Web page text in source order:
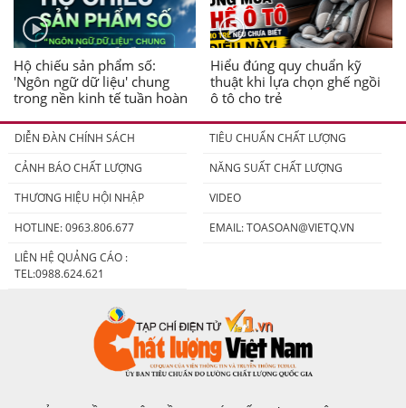
Hộ chiếu sản phẩm số:
'Ngôn ngữ dữ liệu' chung
trong nền kinh tế tuần hoàn
Hiểu đúng quy chuẩn kỹ
thuật khi lựa chọn ghế ngồi
ô tô cho trẻ
DIỄN ĐÀN CHÍNH SÁCH
TIÊU CHUẨN CHẤT LƯỢNG
CẢNH BÁO CHẤT LƯỢNG
NĂNG SUẤT CHẤT LƯỢNG
THƯƠNG HIỆU HỘI NHẬP
VIDEO
HOTLINE: 0963.806.677
EMAIL:TOASOAN@VIETQ.VN
LIÊN HỆ QUẢNG CÁO :
TEL:0988.624.621